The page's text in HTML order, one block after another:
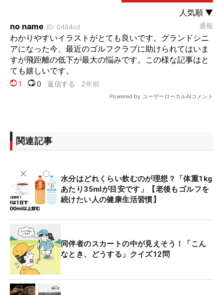
関連記事
水分はどれくらい飲むのが理想？「体重1kg
あたり35mlが目安です」【老後もゴルフを
続けたい人の健康生活習慣】
同伴者のスカートの中が見えそう！「こん
なとき、どうする」クイズ12問